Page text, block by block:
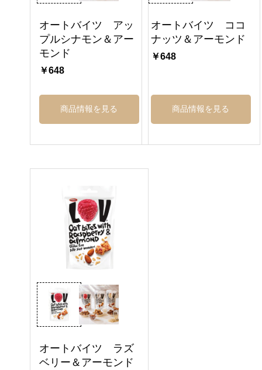
オートバイツ アッ
プルシナモン＆アー
モンド
￥648
商品情報を見る
オートバイツ ココ
ナッツ＆アーモンド
￥648
商品情報を見る
オートバイツ ラズ
ベリー＆アーモンド